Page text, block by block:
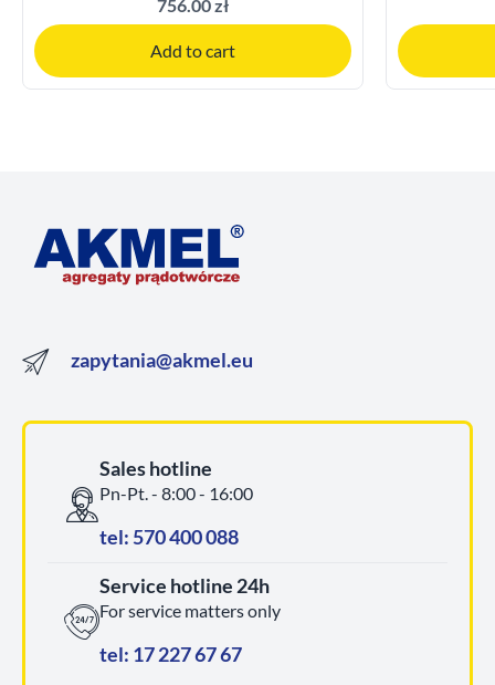
756.00 zł
Add to cart
zapytania@akmel.eu
Sales hotline
Pn-Pt. - 8:00 - 16:00
tel: 570 400 088
Service hotline 24h
For service matters only
tel: 17 227 67 67